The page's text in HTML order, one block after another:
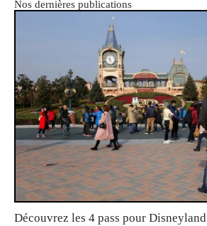
Nos dernières publications
Découvrez les 4 pass pour Disneyland